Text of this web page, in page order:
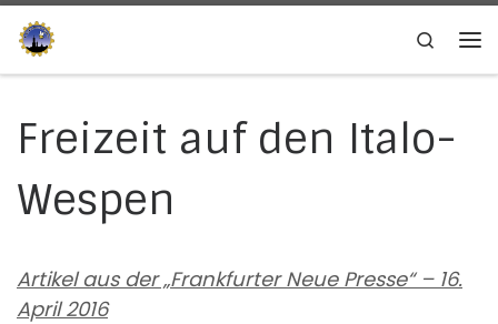
Zum Inhalt springen
Search
Freizeit auf den Italo-
Wespen
Artikel aus der „Frankfurter Neue Presse“ – 16.
April 2016